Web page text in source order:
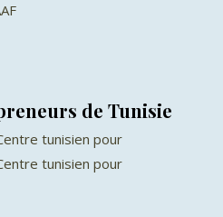
de Tunisie
tunisien pour
tunisien pour